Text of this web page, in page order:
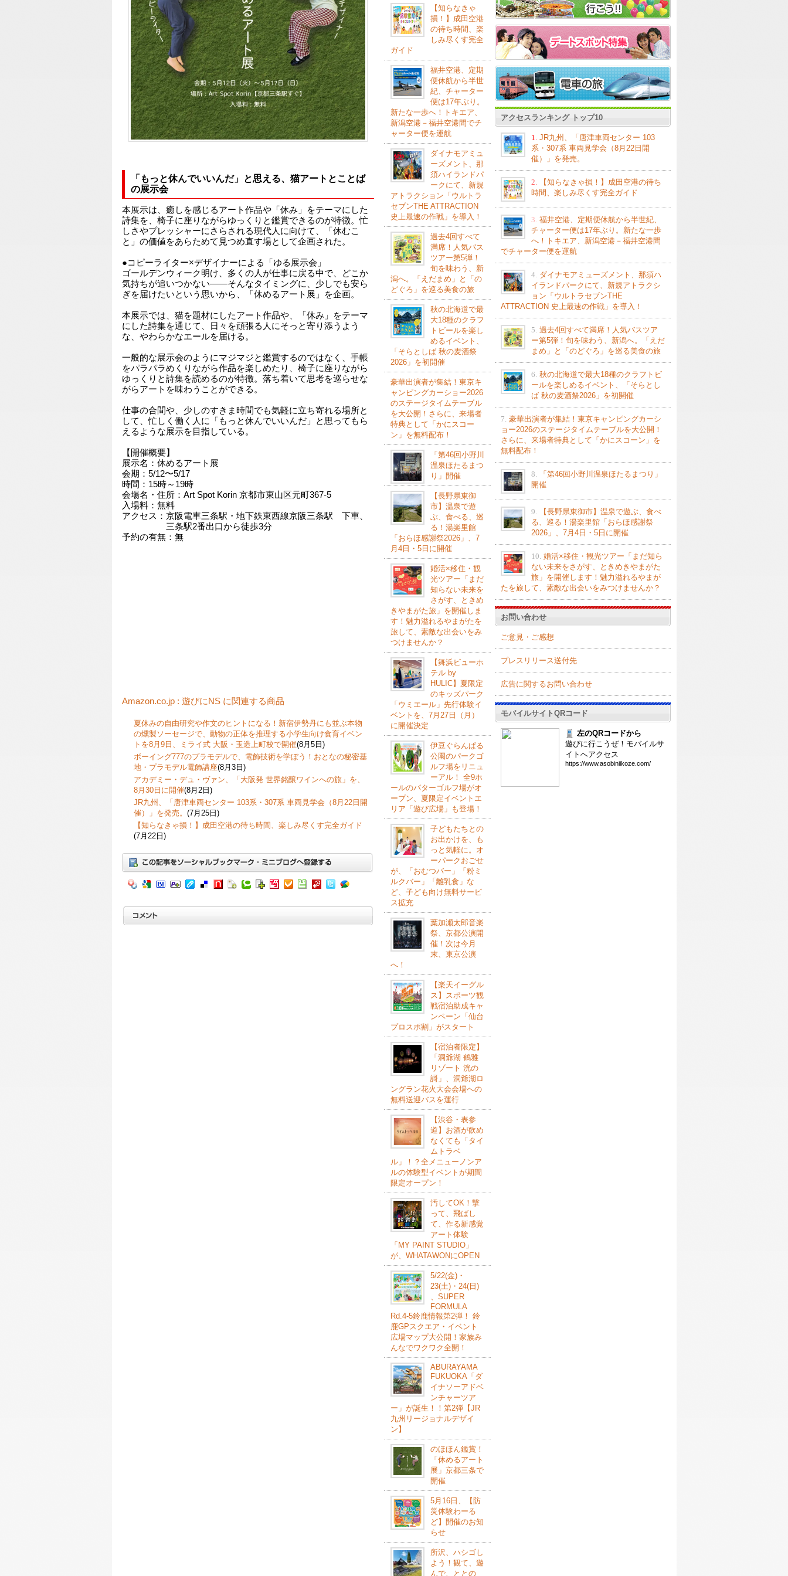
「もっと休んでいいんだ」と思える、猫アートとことば
の展示会
本展示は、癒しを感じるアート作品や「休み」をテーマにした
詩集を、椅子に座りながらゆっくりと鑑賞できるのが特徴。忙
しさやプレッシャーにさらされる現代人に向けて、「休むこ
と」の価値をあらためて見つめ直す場として企画された。
●コピーライター×デザイナーによる「ゆる展示会」
ゴールデンウィーク明け、多くの人が仕事に戻る中で、どこか
気持ちが追いつかない——そんなタイミングに、少しでも安ら
ぎを届けたいという思いから、「休めるアート展」を企画。
本展示では、猫を題材にしたアート作品や、「休み」をテーマ
にした詩集を通じて、日々を頑張る人にそっと寄り添うよう
な、やわらかなエールを届ける。
一般的な展示会のようにマジマジと鑑賞するのではなく、手帳
をパラパラめくりながら作品を楽しめたり、椅子に座りながら
ゆっくりと詩集を読めるのが特徴。落ち着いて思考を巡らせな
がらアートを味わうことができる。
仕事の合間や、少しのすきま時間でも気軽に立ち寄れる場所と
して、忙しく働く人に「もっと休んでいいんだ」と思ってもら
えるような展示を目指している。
【開催概要】
展示名：休めるアート展
会期：5/12〜5/17
時間：15時～19時
会場名・住所：Art Spot Korin 京都市東山区元町367-5
入場料：無料
アクセス：京阪電車三条駅・地下鉄東西線京阪三条駅 下車、
三条駅2番出口から徒歩3分
予約の有無：無
Amazon.co.jp : 遊びにNS に関連する商品
夏休みの自由研究や作文のヒントになる！新宿伊勢丹にも並ぶ本物
の燻製ソーセージで、動物の正体を推理する小学生向け食育イベン
トを8月9日、ミライ式 大阪・玉造上町校で開催(8月5日)
ボーイング777のプラモデルで、電飾技術を学ぼう！おとなの秘密基
地・プラモデル電飾講座(8月3日)
アカデミー・デュ・ヴァン、「大阪発 世界銘醸ワインへの旅」を、
8月30日に開催(8月2日)
JR九州、「唐津車両センター 103系・307系 車両見学会（8月22日開
催）」を発売。 (7月25日)
【知らなきゃ損！】成田空港の待ち時間、楽しみ尽くす完全ガイド
(7月22日)
【知らなきゃ
損！】成田空港
の待ち時間、楽
しみ尽くす完全
ガイド
福井空港、定期
便休航から半世
紀、チャーター
便は17年ぶり。
新たな一歩へ！トキエア、
新潟空港－福井空港間でチ
ャーター便を運航
ダイナモアミュ
ーズメント、那
須ハイランドパ
ークにて、新規
アトラクション「ウルトラ
セブンTHE ATTRACTION
史上最速の作戦」を導入！
過去4回すべて
満席！人気バス
ツアー第5弾！
旬を味わう、新
潟へ。「えだまめ」と「の
どぐろ」を巡る美食の旅
秋の北海道で最
大18種のクラフ
トビールを楽し
めるイベント、
「そらとしば 秋の麦酒祭
2026」を初開催
豪華出演者が集結！東京キ
ャンピングカーショー2026
のステージタイムテーブル
を大公開！さらに、来場者
特典として「かにスコー
ン」を無料配布！
「第46回小野川
温泉ほたるまつ
り」開催
【長野県東御
市】温泉で遊
ぶ、食べる、巡
る！湯楽里館
「おらほ感謝祭2026」、7
月4日・5日に開催
婚活×移住・観
光ツアー「まだ
知らない未来を
さがす、ときめ
きやまがた旅」を開催しま
す！魅力溢れるやまがたを
旅して、素敵な出会いをみ
つけませんか？
【舞浜ビューホ
テル by
HULIC】夏限定
のキッズパーク
「ウミエール」先行体験イ
ベントを、7月27日（月）
に開催決定
伊豆ぐらんぱる
公園のパークゴ
ルフ場をリニュ
ーアル！ 全9ホ
ールのパターゴルフ場がオ
ープン、夏限定イベントエ
リア「遊び広場」も登場！
子どもたちとの
お出かけを、も
っと気軽に。オ
ーパークおごせ
が、「おむつバー」「粉ミ
ルクバー」「離乳食」な
ど、子ども向け無料サービ
ス拡充
葉加瀬太郎音楽
祭、京都公演開
催！次は今月
末、東京公演
へ！
【楽天イーグル
ス】スポーツ観
戦宿泊助成キャ
ンペーン「仙台
プロスポ割」がスタート
【宿泊者限定】
「洞爺湖 鶴雅
リゾート 洸の
謌」、洞爺湖ロ
ングラン花火大会会場への
無料送迎バスを運行
【渋谷・表参
道】お酒が飲め
なくても「タイ
ムトラベ
ル」！？全メニューノンア
ルの体験型イベントが期間
限定オープン！
汚してOK！撃
って、飛ばし
て、作る新感覚
アート体験
「MY PAINT STUDIO」
が、WHATAWONにOPEN
5/22(⾦)・
23(⼟)・24(⽇)
、SUPER
FORMULA
Rd.4-5鈴⿅情報第2弾！ 鈴
⿅GPスクエア・イベント
広場マップ⼤公開！家族み
んなでワクワク全開！
ABURAYAMA
FUKUOKA「ダ
イナソーアドベ
ンチャーツア
ー」が誕生！！第2弾【JR
九州リージョナルデザイ
ン】
のほほん鑑賞！
「休めるアート
展」京都三条で
開催
5月16日、【防
災体験わーる
ど】開催のお知
らせ
所沢、ハシゴし
よう！観て、遊
んで、ととの
アクセスランキング トップ10
1.
JR九州、「唐津車両センター 103
系・307系 車両見学会（8月22日開
催）」を発売。
2.
【知らなきゃ損！】成田空港の待ち
時間、楽しみ尽くす完全ガイド
3. 福井空港、定期便休航から半世紀、
チャーター便は17年ぶり。新たな一歩
へ！トキエア、新潟空港－福井空港間
でチャーター便を運航
4. ダイナモアミューズメント、那須ハ
イランドパークにて、新規アトラクシ
ョン「ウルトラセブンTHE
ATTRACTION 史上最速の作戦」を導入！
5. 過去4回すべて満席！人気バスツア
ー第5弾！旬を味わう、新潟へ。「えだ
まめ」と「のどぐろ」を巡る美食の旅
6. 秋の北海道で最大18種のクラフトビ
ールを楽しめるイベント、「そらとし
ば 秋の麦酒祭2026」を初開催
7. 豪華出演者が集結！東京キャンピングカーシ
ョー2026のステージタイムテーブルを大公開！
さらに、来場者特典として「かにスコーン」を
無料配布！
8.
「第46回小野川温泉ほたるまつり」
開催
9.
【長野県東御市】温泉で遊ぶ、食べ
る、巡る！湯楽里館「おらほ感謝祭
2026」、7月4日・5日に開催
10. 婚活×移住・観光ツアー「まだ知ら
ない未来をさがす、ときめきやまがた
旅」を開催します！魅力溢れるやまが
たを旅して、素敵な出会いをみつけませんか？
お問い合わせ
ご意見・ご感想
プレスリリース送付先
広告に関するお問い合わせ
モバイルサイトQRコード
左のQRコードから
遊びに行こうぜ！モバイルサ
イトへアクセス
https://www.asobiniikoze.com/